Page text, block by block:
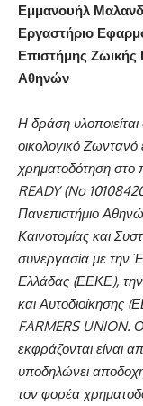
Εμμανουήλ
Εργαστήριο
Επιστήμης
Αθηνών
Η δράση
οικολογικό
χρηματοδότηση στο
READY (No
Πανεπιστήμιο
Καινοτομίας και
συνεργασία με
Ελλάδας (ΕΕΚΕ), την
και Αυτοδιοίκησης
FARMERS UNION.
εκφράζονται είναι
υποδηλώνει
τον φορέα